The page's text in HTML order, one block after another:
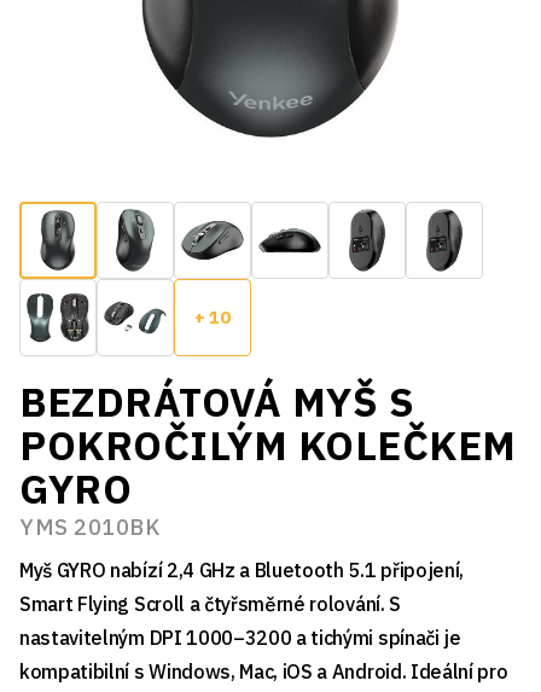
+ 10
BEZDRÁTOVÁ MYŠ S
POKROČILÝM KOLEČKEM
GYRO
YMS 2010BK
Myš GYRO nabízí 2,4 GHz a Bluetooth 5.1 připojení,
Smart Flying Scroll a čtyřsměrné rolování. S
nastavitelným DPI 1000–3200 a tichými spínači je
kompatibilní s Windows, Mac, iOS a Android. Ideální pro